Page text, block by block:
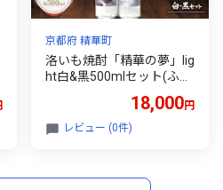
京都府 精華町
洛いも焼酎「精華の夢」lig
ht白&黒500mlセット(ふる
ト)【1283455】18,000円
レビュー (0件)